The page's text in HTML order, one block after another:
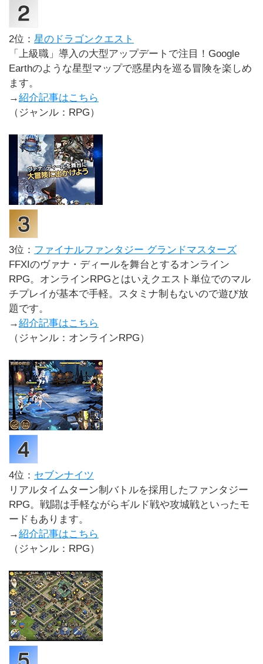
2位： 星のドラゴンクエスト
「上級職」導入の大型アップデートで注目！Google
Earthのような星型マップで惑星内を巡る冒険を楽しめ
ます。
→紹介記事はこちら
（ジャンル：RPG）
3位： ファイナルファンタジー グランドマスターズ
FFXIのヴァナ・ディールを舞台とするオンライン
RPG。オンラインRPGとはいえクエスト単位でのマル
チプレイが基本で手軽。スタミナ制もないので遊び放
題です。
→紹介記事はこちら
（ジャンル：オンラインRPG）
4位： セブンナイツ
リアルタイムターン制バトルを採用したファンタジー
RPG。戦闘は手軽ながらギルド戦や攻城戦といったモ
ードもあります。
→紹介記事はこちら
（ジャンル：RPG）